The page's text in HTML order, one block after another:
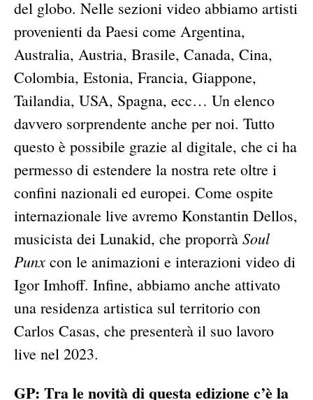
del globo. Nelle sezioni video abbiamo artisti
provenienti da Paesi come Argentina,
Australia, Austria, Brasile, Canada, Cina,
Colombia, Estonia, Francia, Giappone,
Tailandia, USA, Spagna, ecc… Un elenco
davvero sorprendente anche per noi. Tutto
questo è possibile grazie al digitale, che ci ha
permesso di estendere la nostra rete oltre i
confini nazionali ed europei. Come ospite
internazionale live avremo Konstantin Dellos,
musicista dei Lunakid, che proporrà Soul
Punx con le animazioni e interazioni video di
Igor Imhoff. Infine, abbiamo anche attivato
una residenza artistica sul territorio con
Carlos Casas, che presenterà il suo lavoro
live nel 2023.
GP: Tra le novità di questa edizione c’è la